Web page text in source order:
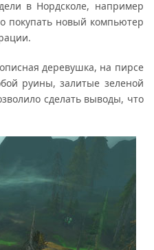
в Нордсколе, например
покупать новый компьютер
деревушка, на пирсе
руины, залитые зеленой
сделать выводы, что